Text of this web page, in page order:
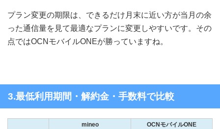
プラン変更の期限は、できるだけ月末に近い方が当月の余
った通信量を見て最適なプランに変更しやすいです。その
点ではOCNモバイルONEが勝っていますね。
3.最低利用期間・解約金・手数料で比較
mineo OCNモバイルONE